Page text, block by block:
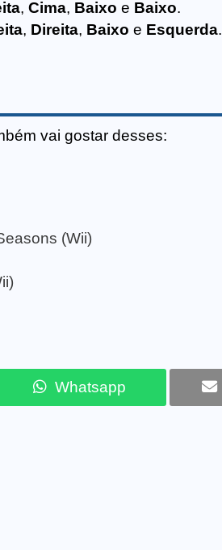
, Cima, Baixo e Baixo.
, Direita, Baixo e Esquerda.
vai gostar desses:
(Wii)
Whatsapp